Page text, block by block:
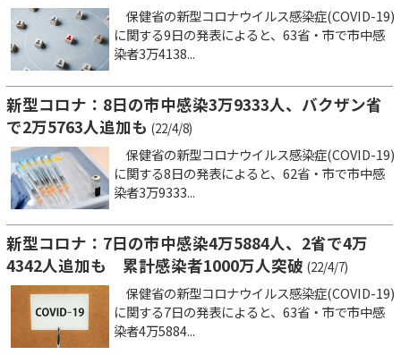
保健省の新型コロナウイルス感染症(COVID-19)
に関する9日の発表によると、63省・市で市中感
染者3万4138...
新型コロナ：8日の市中感染3万9333人、バクザン省
で2万5763人追加も (22/4/8)
保健省の新型コロナウイルス感染症(COVID-19)
に関する8日の発表によると、62省・市で市中感
染者3万9333...
新型コロナ：7日の市中感染4万5884人、2省で4万
4342人追加も 累計感染者1000万人突破 (22/4/7)
保健省の新型コロナウイルス感染症(COVID-19)
に関する7日の発表によると、63省・市で市中感
染者4万5884...